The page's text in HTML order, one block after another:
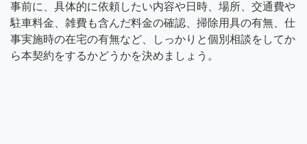
事前に、具体的に依頼したい内容や日時、場所、交通費や
駐車料金、雑費も含んだ料金の確認、掃除用具の有無、仕
事実施時の在宅の有無など、しっかりと個別相談をしてか
ら本契約をするかどうかを決めましょう。